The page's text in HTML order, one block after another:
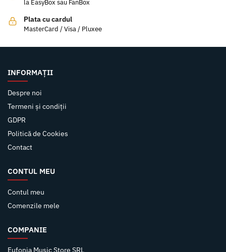
la EasyBox sau FanBox
Plata cu cardul
MasterCard / Visa / Pluxee
INFORMAȚII
Despre noi
Termeni și condiții
GDPR
Politică de Cookies
Contact
CONTUL MEU
Contul meu
Comenzile mele
COMPANIE